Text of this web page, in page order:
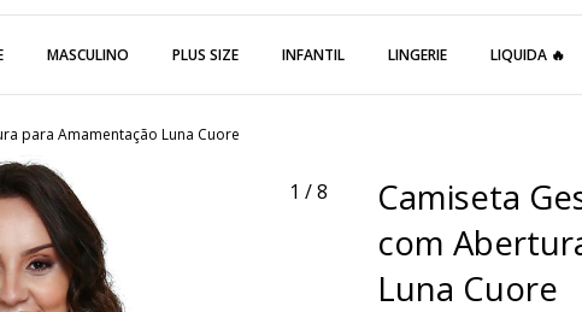
MASCULINO PLUS SIZE INFANTIL LINGERIE LIQUIDA 🔥
para Amamentação Luna Cuore
1 /8
Camiseta
com
Luna Cuore